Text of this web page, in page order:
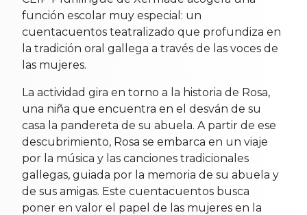
función escolar muy especial: un
cuentacuentos teatralizado que profundiza en
la tradición oral gallega a través de las voces de
las mujeres.
La actividad gira en torno a la historia de Rosa,
una niña que encuentra en el desván de su
casa la pandereta de su abuela. A partir de ese
descubrimiento, Rosa se embarca en un viaje
por la música y las canciones tradicionales
gallegas, guiada por la memoria de su abuela y
de sus amigas. Este cuentacuentos busca
poner en valor el papel de las mujeres en la